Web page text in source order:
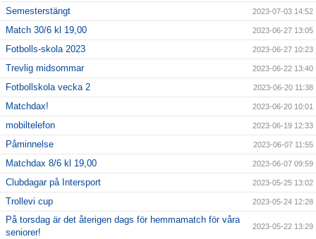
Semesterstängt 2023-07-03 14:52
Match 30/6 kl 19,00 2023-06-27 13:05
Fotbolls-skola 2023 2023-06-27 10:23
Trevlig midsommar 2023-06-22 13:40
Fotbollskola vecka 2 2023-06-20 11:38
Matchdax! 2023-06-20 10:01
mobiltelefon 2023-06-19 12:33
Påminnelse 2023-06-07 11:55
Matchdax 8/6 kl 19,00 2023-06-07 09:59
Clubdagar på Intersport 2023-05-25 13:02
Trollevi cup 2023-05-24 12:28
På torsdag är det återigen dags för hemmamatch för våra
seniorer!
2023-05-22 13:29